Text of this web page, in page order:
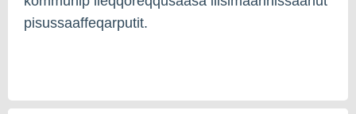
pisussaaffeqarputit.